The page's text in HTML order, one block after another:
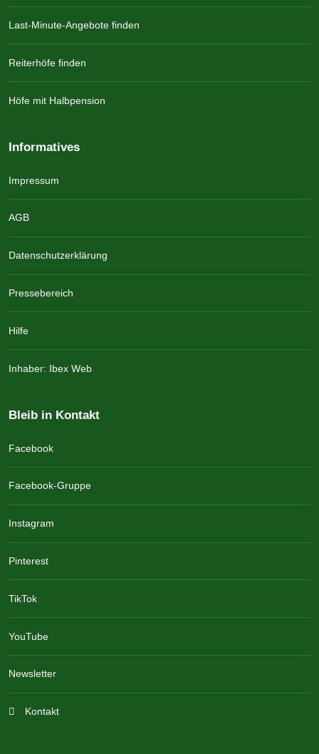
Last-Minute-Angebote finden
Reiterhöfe finden
Höfe mit Halbpension
Informatives
Impressum
AGB
Datenschutzerklärung
Pressebereich
Hilfe
Inhaber: Ibex Web
Bleib in Kontakt
Facebook
Facebook-Gruppe
Instagram
Pinterest
TikTok
YouTube
Newsletter
Kontakt